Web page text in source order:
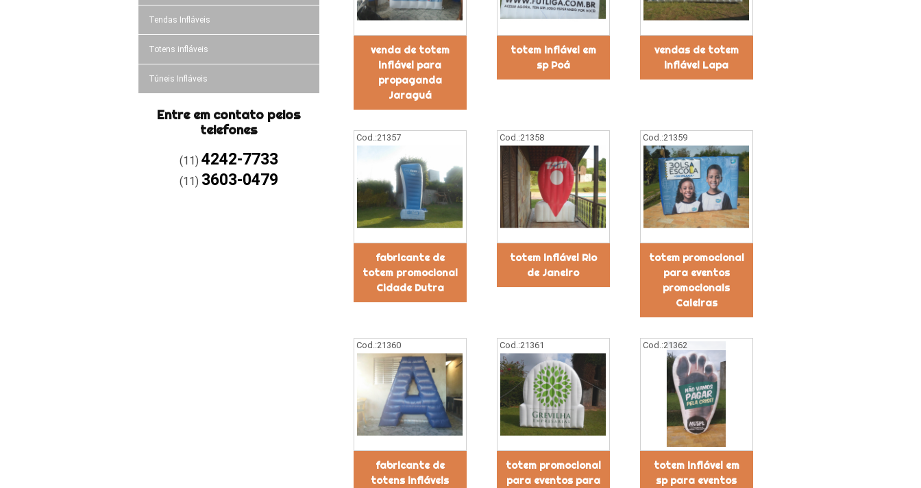
Tendas Infláveis
Totens infláveis
Túneis Infláveis
Entre em contato pelos
telefones
(11) 4242-7733
(11) 3603-0479
venda de totem
inflável para
propaganda
Jaraguá
totem inflável em
sp Poá
vendas de totem
inflável Lapa
Cod.:21357
fabricante de
totem promocional
Cidade Dutra
Cod.:21358
totem inflável Rio
de Janeiro
Cod.:21359
totem promocional
para eventos
promocionais
Caieiras
Cod.:21360
fabricante de
totens infláveis
Cod.:21361
totem promocional
para eventos para
Cod.:21362
totem inflável em
sp para eventos